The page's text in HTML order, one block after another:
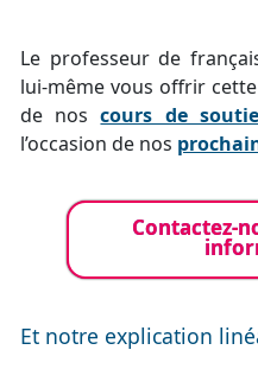
Le professeur de
lui-même vous offrir
de noscours de
l’occasion de nos
Contactez-
Et notre explication